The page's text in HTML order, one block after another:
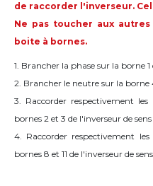
de raccorder l'inverseur.
Ne pas toucher aux
boite à bornes.
1. Brancher la phase sur la borne
2. Brancher le neutre sur la borne
3. Raccorder respectivement
bornes 2 et 3 de l'inverseur de
4. Raccorder respectivement
bornes 8 et 11 de l'inverseur de